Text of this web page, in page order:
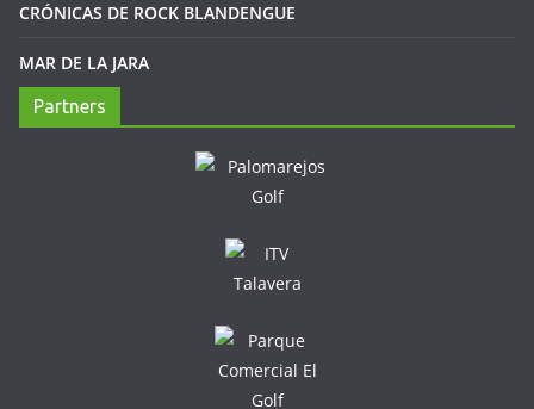
CRÓNICAS DE ROCK BLANDENGUE
MAR DE LA JARA
Partners